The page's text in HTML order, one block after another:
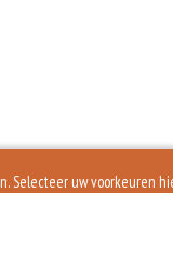
Selecteer uw voorkeuren